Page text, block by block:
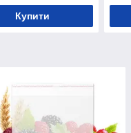
Купити